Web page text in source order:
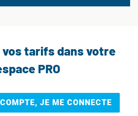
tarifs dans votre
PRO
JE ME CONNECTE